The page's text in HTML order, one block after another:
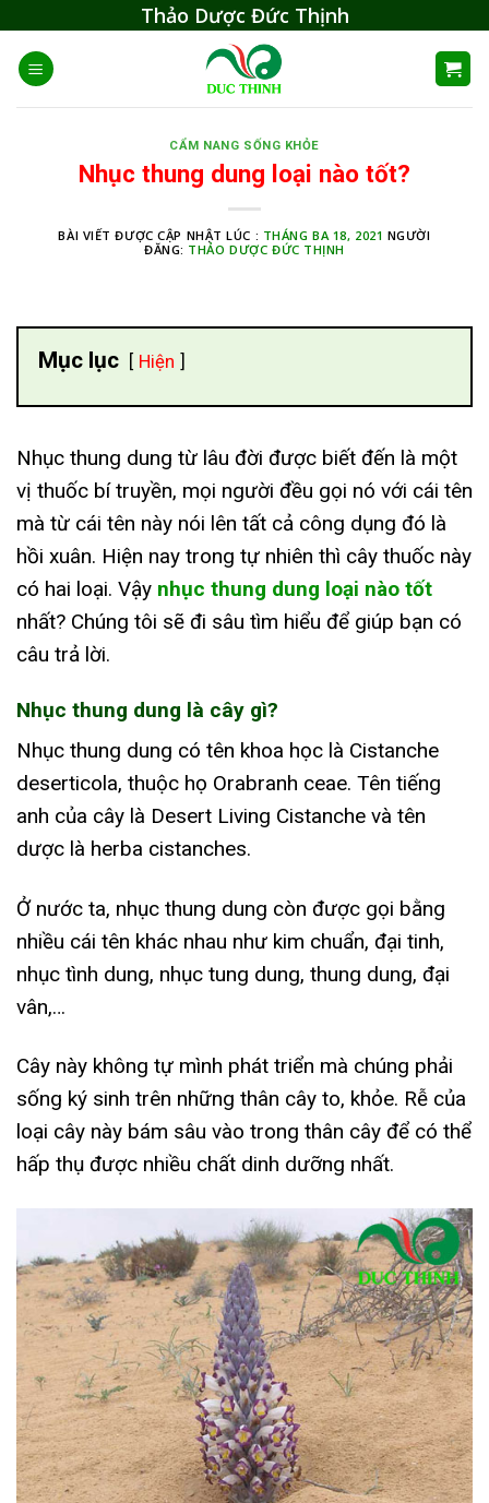
content
Thảo Dược Đức Thịnh
CẨM NANG SỐNG KHỎE
Nhục thung dung loại nào tốt?
BÀI VIẾT ĐƯỢC CẬP NHẬT LÚC : THÁNG BA 18, 2021 NGƯỜI
ĐĂNG: THẢO DƯỢC ĐỨC THỊNH
Mục lục Hiện
Nhục thung dung từ lâu đời được biết đến là một
vị thuốc bí truyền, mọi người đều gọi nó với cái tên
mà từ cái tên này nói lên tất cả công dụng đó là
hồi xuân. Hiện nay trong tự nhiên thì cây thuốc này
có hai loại. Vậy nhục thung dung loại nào tốt
nhất? Chúng tôi sẽ đi sâu tìm hiểu để giúp bạn có
câu trả lời.
Nhục thung dung là cây gì?
Nhục thung dung có tên khoa học là Cistanche
deserticola, thuộc họ Orabranh ceae. Tên tiếng
anh của cây là Desert Living Cistanche và tên
dược là herba cistanches.
Ở nước ta, nhục thung dung còn được gọi bằng
nhiều cái tên khác nhau như kim chuẩn, đại tinh,
nhục tình dung, nhục tung dung, thung dung, đại
vân,…
Cây này không tự mình phát triển mà chúng phải
sống ký sinh trên những thân cây to, khỏe. Rễ của
loại cây này bám sâu vào trong thân cây để có thể
hấp thụ được nhiều chất dinh dưỡng nhất.